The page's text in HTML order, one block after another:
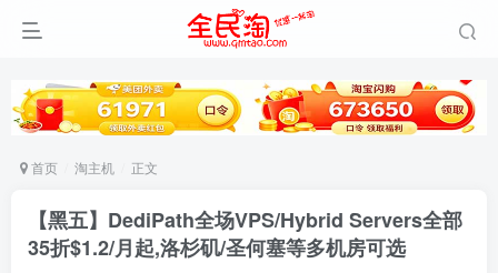
首页 淘主机 正文
【黑五】DediPath全场VPS/Hybrid Servers全部
35折$1.2/月起,洛杉矶/圣何塞等多机房可选